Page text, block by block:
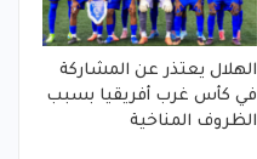
الهلال يعتذر عن المشاركة
في كأس غرب أفريقيا بسبب
الظروف المناخية